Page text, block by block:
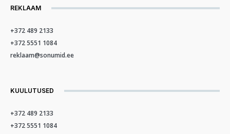
REKLAAM
+372 489 2133
+372 5551 1084
reklaam@sonumid.ee
KUULUTUSED
+372 489 2133
+372 5551 1084